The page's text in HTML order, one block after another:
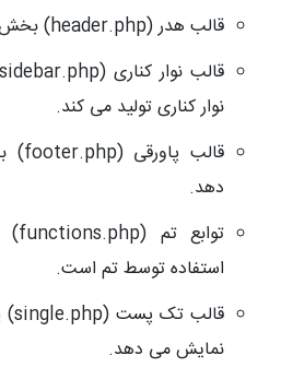
قالب هدر (header.php) بخش
قالب نوار کناری (
نوار کناری تولید می کند.
قالب پاورقی (footer.php
)
دهد.
توابع تم (functions.php
)
استفاده توسط تم است.
قالب تک پست (single.php
)
نمایش می دهد.